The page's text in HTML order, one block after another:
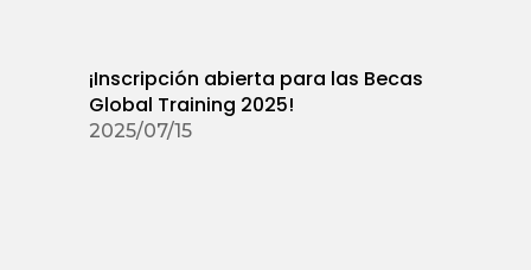
¡Inscripción abierta para las Becas
Global Training 2025!
2025/07/15